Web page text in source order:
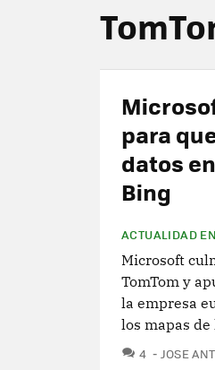
para
datos
Bing
ACTUALIDAD
Microsoft
TomTom y
la empresa
los mapas
4
JOSE